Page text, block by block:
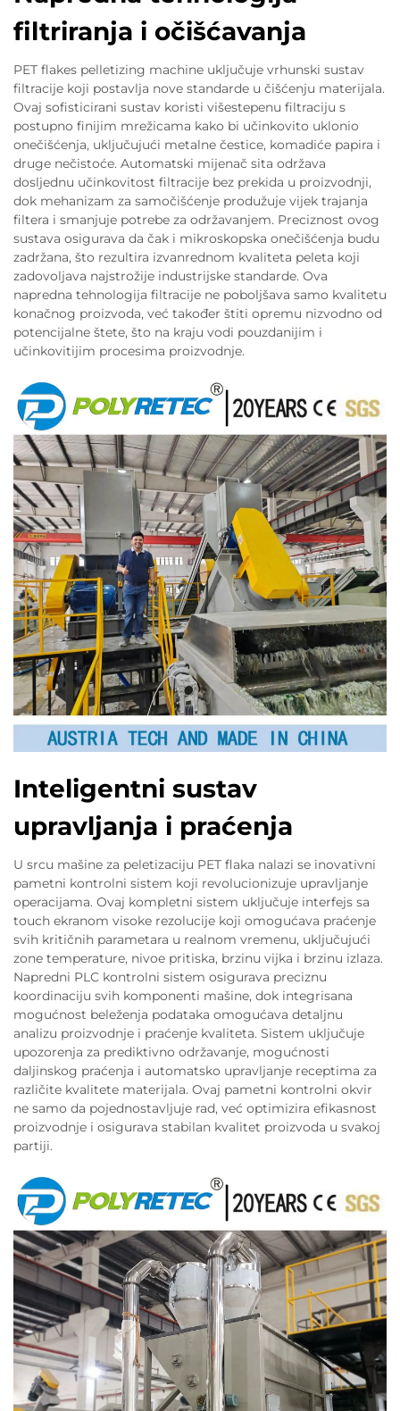
filtriranja i očišćavanja
PET flakes pelletizing machine uključuje vrhunski sustav
filtracije koji postavlja nove standarde u čišćenju materijala.
Ovaj sofisticirani sustav koristi višestepenu filtraciju s
postupno finijim mrežicama kako bi učinkovito uklonio
onečišćenja, uključujući metalne čestice, komadiće papira i
druge nečistoće. Automatski mijenač sita održava
dosljednu učinkovitost filtracije bez prekida u proizvodnji,
dok mehanizam za samočišćenje produžuje vijek trajanja
filtera i smanjuje potrebe za održavanjem. Preciznost ovog
sustava osigurava da čak i mikroskopska onečišćenja budu
zadržana, što rezultira izvanrednom kvaliteta peleta koji
zadovoljava najstrožije industrijske standarde. Ova
napredna tehnologija filtracije ne poboljšava samo kvalitetu
konačnog proizvoda, već također štiti opremu nizvodno od
potencijalne štete, što na kraju vodi pouzdanijim i
učinkovitijim procesima proizvodnje.
Inteligentni sustav
upravljanja i praćenja
U srcu mašine za peletizaciju PET flaka nalazi se inovativni
pametni kontrolni sistem koji revolucionizuje upravljanje
operacijama. Ovaj kompletni sistem uključuje interfejs sa
touch ekranom visoke rezolucije koji omogućava praćenje
svih kritičnih parametara u realnom vremenu, uključujući
zone temperature, nivoe pritiska, brzinu vijka i brzinu izlaza.
Napredni PLC kontrolni sistem osigurava preciznu
koordinaciju svih komponenti mašine, dok integrisana
mogućnost beleženja podataka omogućava detaljnu
analizu proizvodnje i praćenje kvaliteta. Sistem uključuje
upozorenja za prediktivno održavanje, mogućnosti
daljinskog praćenja i automatsko upravljanje receptima za
različite kvalitete materijala. Ovaj pametni kontrolni okvir
ne samo da pojednostavljuje rad, već optimizira efikasnost
proizvodnje i osigurava stabilan kvalitet proizvoda u svakoj
partiji.